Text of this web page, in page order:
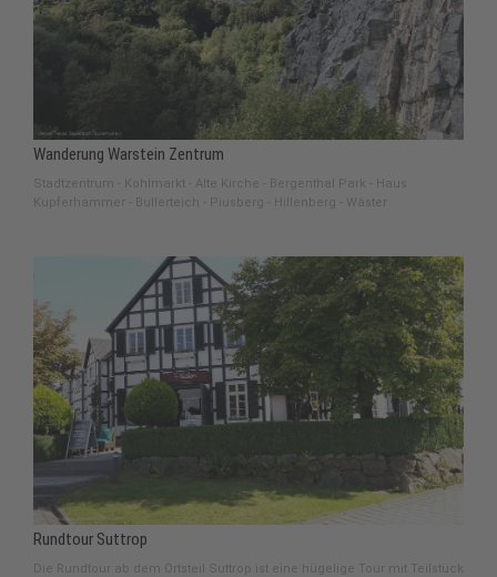
Wanderung Warstein Zentrum
Stadtzentrum - Kohlmarkt - Alte Kirche - Bergenthal Park - Haus
Kupferhammer - Bullerteich - Piusberg - Hillenberg - Wäster
Rundtour Suttrop
Die Rundtour ab dem Ortsteil Suttrop ist eine hügelige Tour mit Teilstück